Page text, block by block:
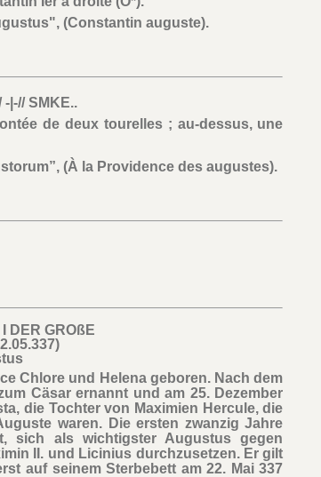
(Constantin auguste).
-|-// SMKE..
de deux tourelles ; au-dessus, une
(À la Providence des augustes).
DER GROßE
Chlore und Helena geboren. Nach dem
Cäsar ernannt und am 25. Dezember
die Tochter von Maximien Hercule, die
waren. Die ersten zwanzig Jahre
sich als wichtigster Augustus gegen
II. und Licinius durchzusetzen. Er gilt
auf seinem Sterbebett am 22. Mai 337